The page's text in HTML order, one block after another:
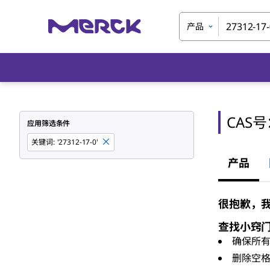
产品
应用筛选条件
关键词: '27312-17-0'
CAS号
产品
很抱歉，
查找小窍门
确保所
删除空